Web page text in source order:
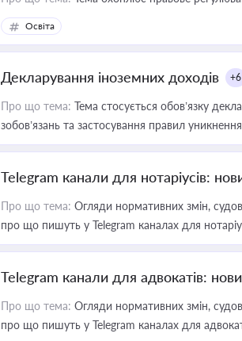
Освіта
Декларування іноземних доходів +6
Про що тема: Тема стосується обов’язку
зобов’язань та застосування правил
Telegram канали для нотаріусів:
Про що тема: Огляди нормативних змін,
про що пишуть у Telegram каналах для
Telegram канали для адвокатів:
Про що тема: Огляди нормативних змін,
про що пишуть у Telegram каналах для